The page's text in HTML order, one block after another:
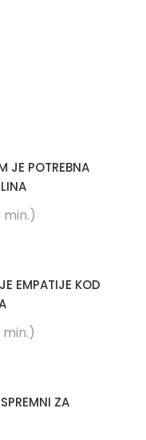
JE POTREBNA
EMPATIJE KOD
ZA